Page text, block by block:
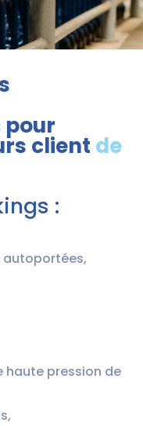
client de
:
autoportées,
pression de